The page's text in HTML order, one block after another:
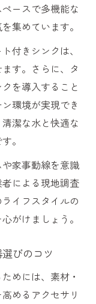
ースで多機能な
集めています。
付きシンクは、
す。さらに、タ
を導入すること
環境が実現でき
潔な水と快適な
。
家事動線を意識
による現地調査
イフスタイルの
がけましょう。
びのコツ
めには、素材・
めるアクセサリ